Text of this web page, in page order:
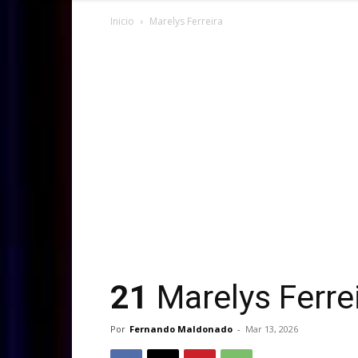
Inicio Marelys Ferreira
21 Marelys
Por Fernando Maldonado - Mar 13, 2026